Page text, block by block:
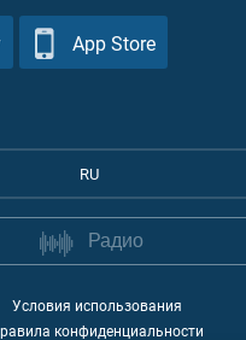
App Store
RU
Радио
Условия использования
конфиденциальности